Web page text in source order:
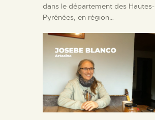
dans le département des Hautes-
Pyrénées, en région…